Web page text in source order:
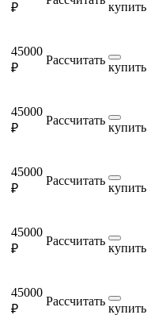
₽
купить
45000
₽
Рассчитать
купить
45000
₽
Рассчитать
купить
45000
₽
Рассчитать
купить
45000
₽
Рассчитать
купить
45000
₽
Рассчитать
купить